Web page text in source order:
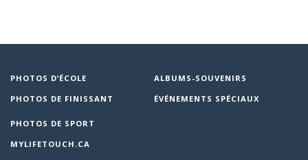
PHOTOS D’ÉCOLE
PHOTOS DE FINISSANT
ALBUMS-SOUVENIRS
ÉVÉNEMENTS SPÉCIAUX
PHOTOS DE SPORT
MYLIFETOUCH.CA